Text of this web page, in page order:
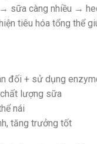
sữa càng nhiều →
tiêu hóa tổng thể
đối + sử dụng
lượng sữa
nái
tăng trưởng tốt